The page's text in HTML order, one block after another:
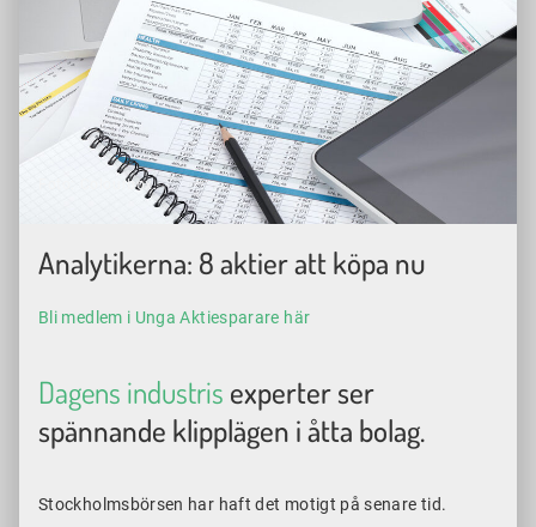
Foto: Colourbox.
Analytikerna: 8 aktier att köpa nu
Bli medlem i Unga Aktiesparare här
Dagens industris experter ser
spännande klipplägen i åtta bolag.
Stockholmsbörsen har haft det motigt på senare tid.